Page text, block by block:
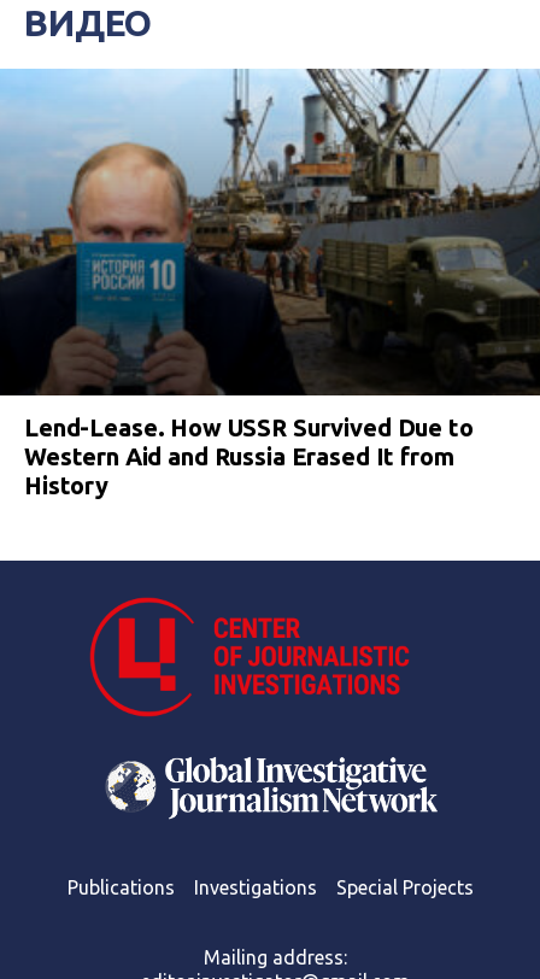
ВИДЕО
Lend-Lease. How USSR Survived Due to
Western Aid and Russia Erased It from
History
Publications Investigations Special Projects
Mailing address: